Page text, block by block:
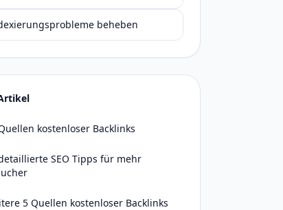
beheben
kostenloser Backlinks
SEO Tipps für mehr
5 Quellen kostenloser Backlinks